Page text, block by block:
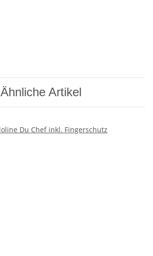
Ähnliche Artikel